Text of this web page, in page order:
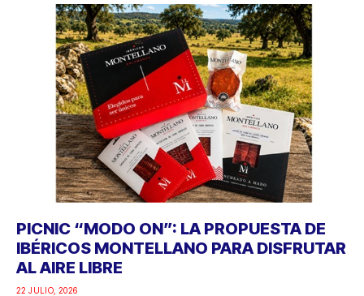
PICNIC “MODO ON”: LA PROPUESTA DE
IBÉRICOS MONTELLANO PARA DISFRUTAR
AL AIRE LIBRE
22 JULIO, 2026